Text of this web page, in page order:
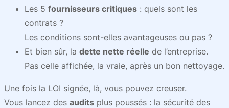
Les 5 fournisseurs critiques : quels sont les
contrats ?
Les conditions sont-elles avantageuses ou pas ?
Et bien sûr, la dette nette réelle de l’entreprise.
Pas celle affichée, la vraie, après un bon nettoyage.
Une fois la LOI signée, là, vous pouvez creuser.
Vous lancez des audits plus poussés : la sécurité des